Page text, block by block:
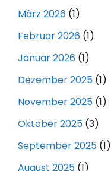
März 2026 (1)
Februar 2026 (1)
Januar 2026 (1)
Dezember 2025 (1)
November 2025 (1)
Oktober 2025 (3)
September 2025 (1)
August 2025 (1)